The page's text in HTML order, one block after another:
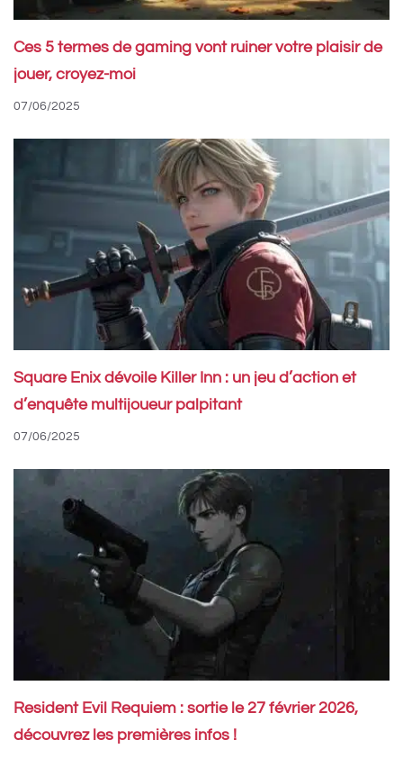
Ces 5 termes de gaming vont ruiner votre plaisir de
jouer, croyez-moi
07/06/2025
Square Enix dévoile Killer Inn : un jeu d’action et
d’enquête multijoueur palpitant
07/06/2025
Resident Evil Requiem : sortie le 27 février 2026,
découvrez les premières infos !